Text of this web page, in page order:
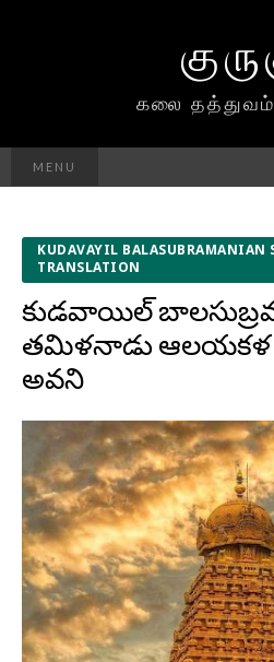
கலை தத்துவம்
MENU
KUDAVAYIL BALASUBRAMANIAN
TRANSLATION
కుడవాయిల్
‍తమిళనాడు ఆలయకళ
అవని